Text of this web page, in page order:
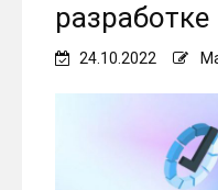
разработке
24.10.2022